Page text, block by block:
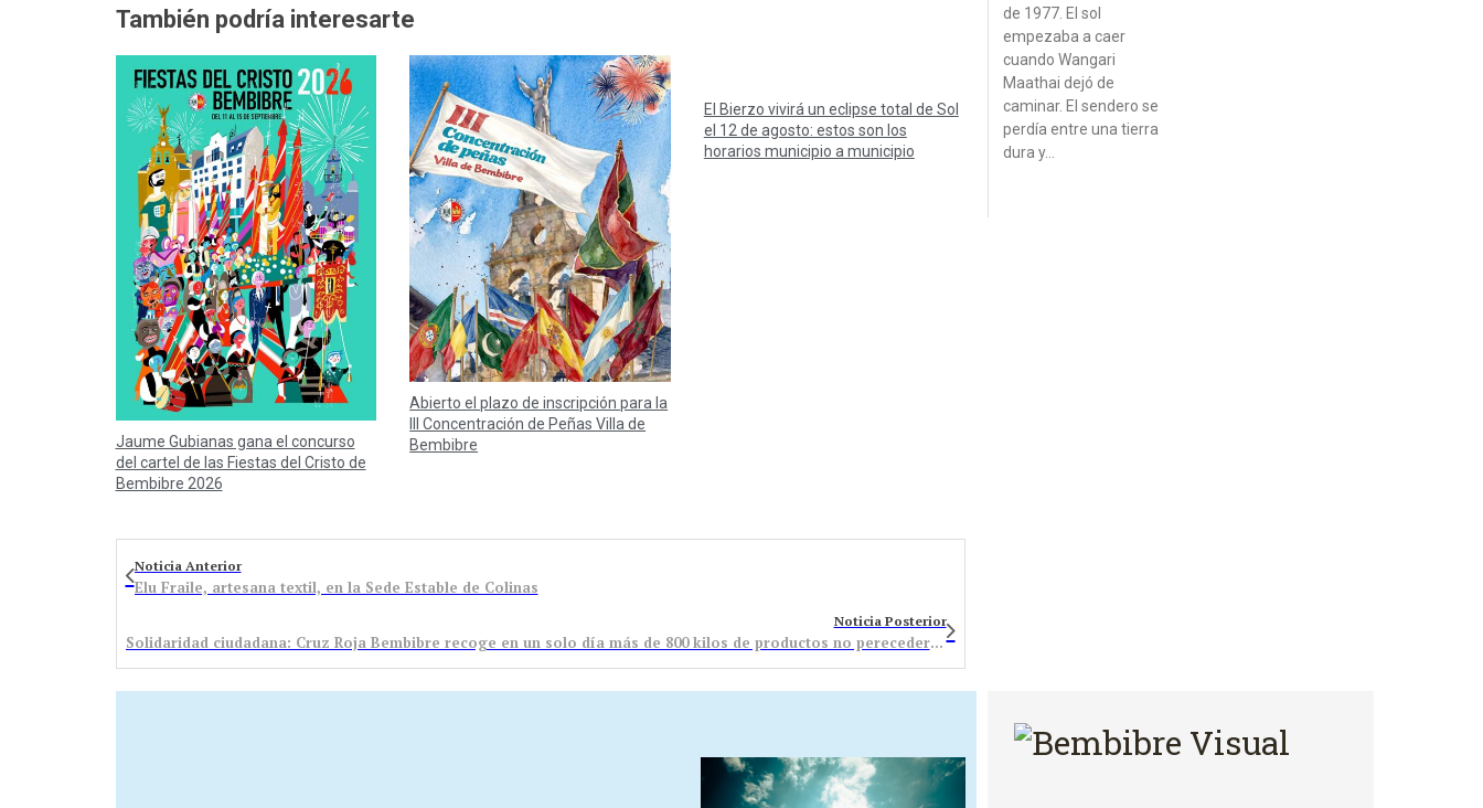
También podría interesarte
Jaume Gubianas gana el concurso
del cartel de las Fiestas del Cristo de
Bembibre 2026
Abierto el plazo de inscripción para la
III Concentración de Peñas Villa de
Bembibre
El Bierzo vivirá un eclipse total de Sol
el 12 de agosto: estos son los
horarios municipio a municipio
Noticia Anterior
Elu Fraile, artesana textil, en la Sede Estable de Colinas
Noticia Posterior
Solidaridad ciudadana: Cruz Roja Bembibre recoge en un solo día más de 800 kilos de productos no perecederos
de 1977. El sol
empezaba a caer
cuando Wangari
Maathai dejó de
caminar. El sendero se
perdía entre una tierra
dura y…